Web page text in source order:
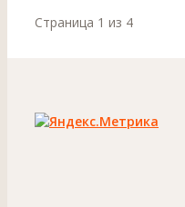
Страница 1 из 4